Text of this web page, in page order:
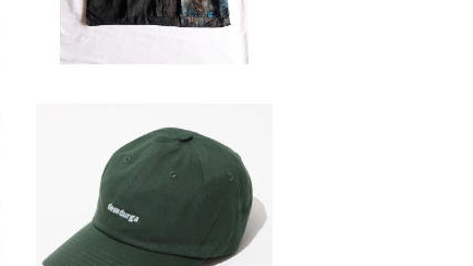
devadurga / LOGO CAP
¥4,400
SOLD OUT